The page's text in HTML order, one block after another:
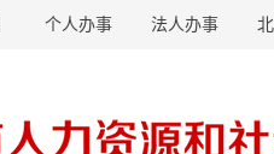
个人办事 法人办事